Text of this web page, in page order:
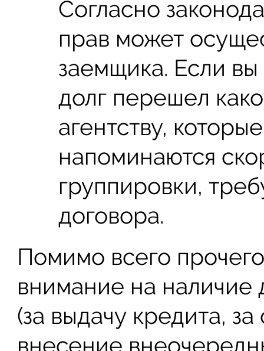
Согласно
прав может
заемщика. Если
долг перешел
агентству,
напоминаются
группировки,
договора.
Помимо всего
внимание на наличие
(за выдачу кредита,
внесение